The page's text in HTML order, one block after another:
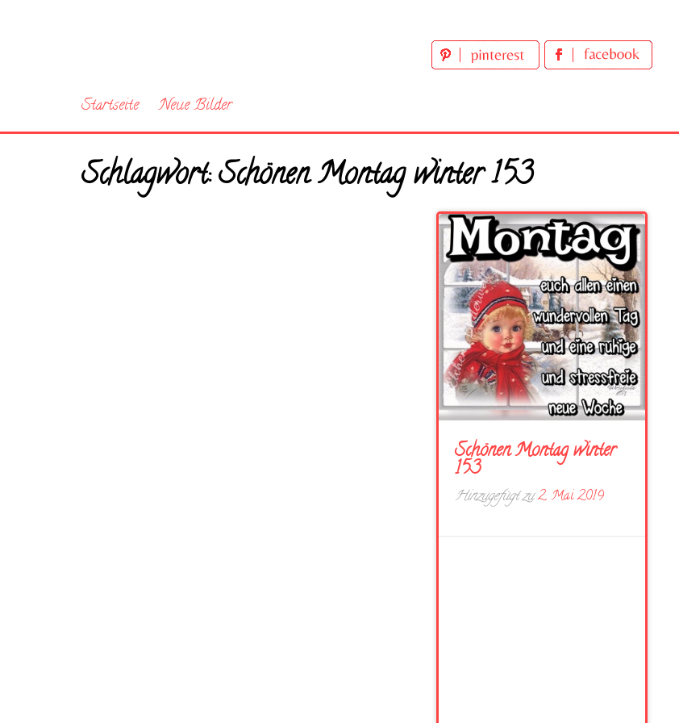
Startseite Neue Bilder
Schlagwort:Schönen Montag winter 153
Schönen Montag winter
153
Hinzugefügt zu2. Mai 2019